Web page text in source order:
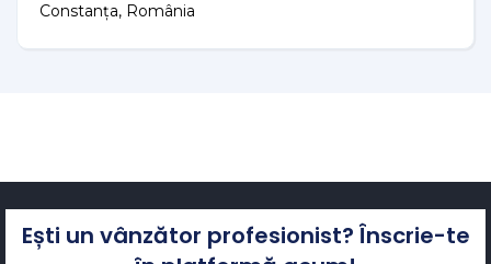
Constanța, România
Ești un vânzător profesionist? Înscrie-te